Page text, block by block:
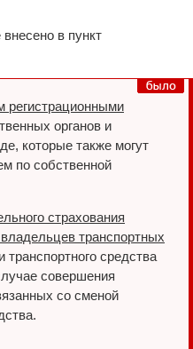
в пункт
регистрационными
органов и
которые также могут
по собственной
страхования
транспортных
транспортного средства
совершения
со сменой